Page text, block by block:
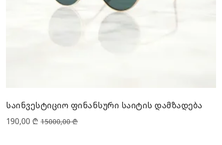
საინვესტიციო ფინანსური საიტის დამზადება
190,00 ₾ 15000,00₾